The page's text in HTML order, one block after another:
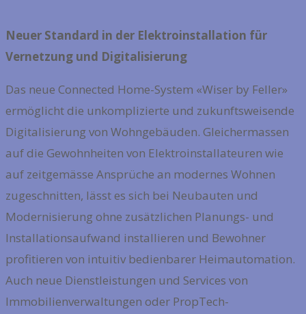
Neuer Standard in der Elektroinstallation für
Vernetzung und Digitalisierung
Das neue Connected Home-System «Wiser by Feller»
ermöglicht die unkomplizierte und zukunftsweisende
Digitalisierung von Wohngebäuden. Gleichermassen
auf die Gewohnheiten von Elektroinstallateuren wie
auf zeitgemässe Ansprüche an modernes Wohnen
zugeschnitten, lässt es sich bei Neubauten und
Modernisierung ohne zusätzlichen Planungs- und
Installationsaufwand installieren und Bewohner
profitieren von intuitiv bedienbarer Heimautomation.
Auch neue Dienstleistungen und Services von
Immobilienverwaltungen oder PropTech-